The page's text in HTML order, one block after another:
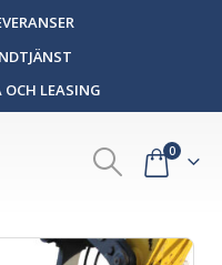
LEASING
0